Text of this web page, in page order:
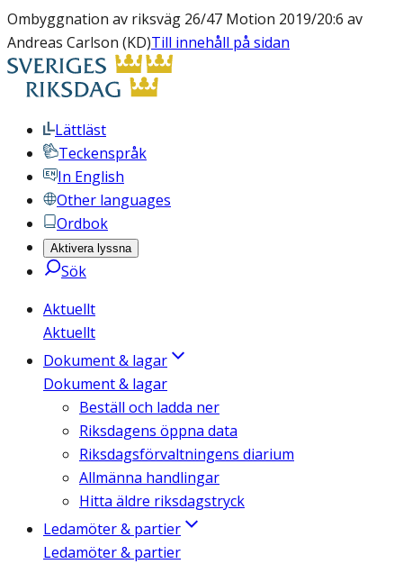
Ombyggnation av riksväg 26/47 Motion 2019/20:6 av
Andreas Carlson (KD)Till innehåll på sidan
Lättläst
Teckenspråk
In English
Other languages
Ordbok
Aktivera lyssna
Sök
Aktuellt
Aktuellt
Dokument & lagar
Dokument & lagar
Beställ och ladda ner
Riksdagens öppna data
Riksdagsförvaltningens diarium
Allmänna handlingar
Hitta äldre riksdagstryck
Ledamöter & partier
Ledamöter & partier